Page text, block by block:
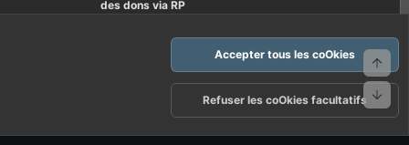
des dons via RP
Politique de confidentialité Aide
R
S
Accepter tous les coOkies
Refuser les coOkies facultatifs